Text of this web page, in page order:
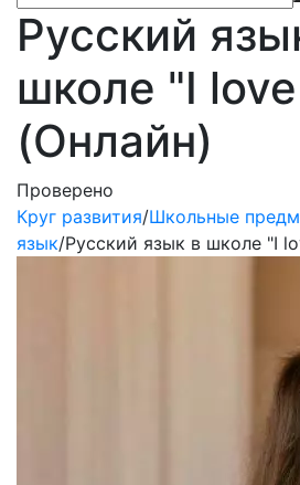
Русский
школе "I
(Онлайн)
Проверено
Круг развития/Школьные
язык/Русский язык в школе "I